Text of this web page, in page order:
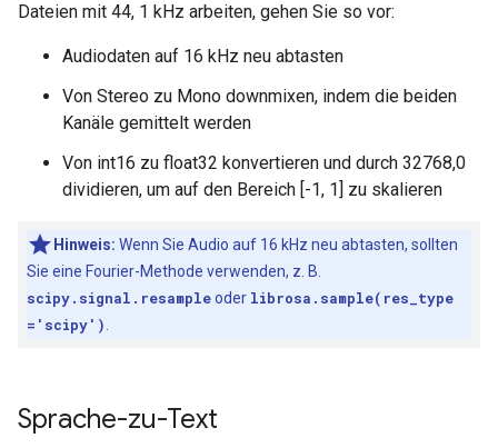
Dateien mit 44, 1 kHz arbeiten, gehen Sie so vor:
Audiodaten auf 16 kHz neu abtasten
Von Stereo zu Mono downmixen, indem die beiden
Kanäle gemittelt werden
Von int16 zu float32 konvertieren und durch 32768,0
dividieren, um auf den Bereich [-1, 1] zu skalieren
Hinweis: Wenn Sie Audio auf 16 kHz neu abtasten, sollten
Sie eine Fourier-Methode verwenden, z. B.
scipy.signal.resampleoder librosa.sample(res_type
='scipy')
Sprache-zu-Text